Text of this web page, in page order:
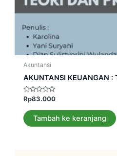
Akuntansi
AKUNTANSI KEUANGAN :
Dinilai
dari
5
Rp83.000
Tambah ke keranjang